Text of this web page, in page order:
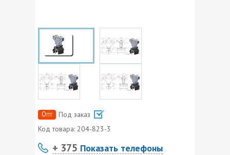
Опт
Под заказ
Код товара: 204-823-3
+ 375 Показать телефоны